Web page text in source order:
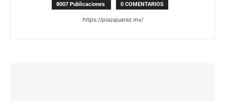
8007 Publicaciones 0 COMENTARIOS
https://plazajuarez.mx/